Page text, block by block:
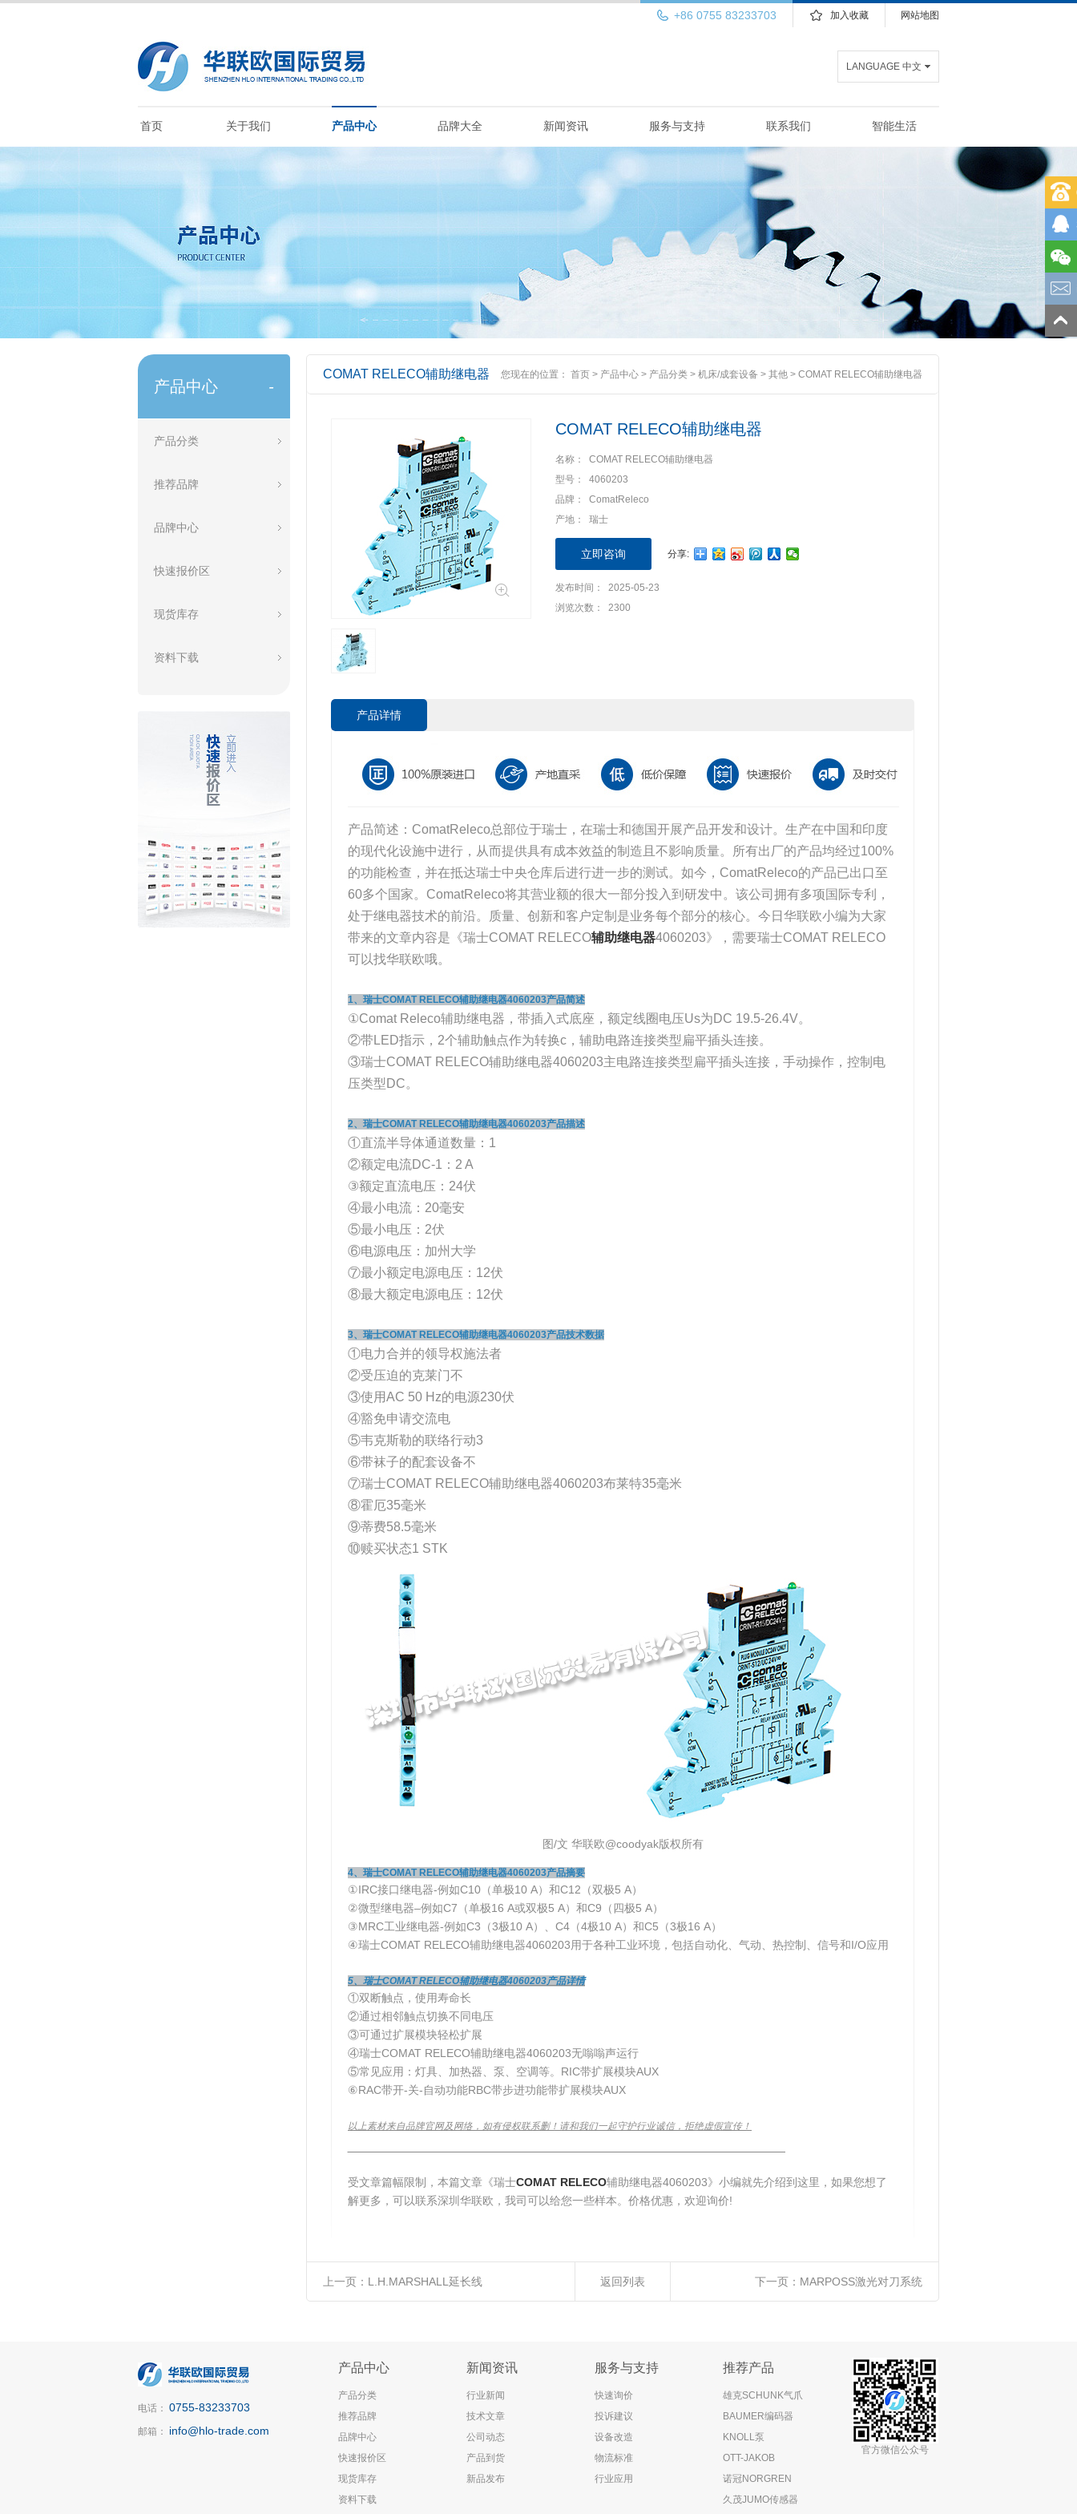
网站地图
加入收藏
+86 0755 83233703
LANGUAGE 中文
首页 关于我们 产品中心 品牌大全 新闻资讯 服务与支持 联系我们 智能生活
产品中心 -
产品分类
推荐品牌
品牌中心
快速报价区
现货库存
资料下载
COMAT RELECO辅助继电器 您现在的位置： 首页 > 产品中心 > 产品分类 > 机床/成套设备 > 其他 > COMAT RELECO辅助继电器
COMAT RELECO辅助继电器
名称： COMAT RELECO辅助继电器
型号： 4060203
品牌： ComatReleco
产地： 瑞士
立即咨询 分享:
发布时间： 2025-05-23
浏览次数： 2300
产品详情
产品简述：ComatReleco总部位于瑞士，在瑞士和德国开展产品开发和设计。生产在中国和印度
的现代化设施中进行，从而提供具有成本效益的制造且不影响质量。所有出厂的产品均经过100%
的功能检查，并在抵达瑞士中央仓库后进行进一步的测试。如今，ComatReleco的产品已出口至
60多个国家。ComatReleco将其营业额的很大一部分投入到研发中。该公司拥有多项国际专利，
处于继电器技术的前沿。质量、创新和客户定制是业务每个部分的核心。今日华联欧小编为大家
带来的文章内容是《瑞士COMAT RELECO辅助继电器4060203》，需要瑞士COMAT RELECO
可以找华联欧哦。
1、瑞士COMAT RELECO辅助继电器4060203产品简述
①Comat Releco辅助继电器，带插入式底座，额定线圈电压Us为DC 19.5-26.4V。
②带LED指示，2个辅助触点作为转换c，辅助电路连接类型扁平插头连接。
③瑞士COMAT RELECO辅助继电器4060203主电路连接类型扁平插头连接，手动操作，控制电
压类型DC。
2、瑞士COMAT RELECO辅助继电器4060203产品描述
①直流半导体通道数量：1
②额定电流DC-1：2 A
③额定直流电压：24伏
④最小电流：20毫安
⑤最小电压：2伏
⑥电源电压：加州大学
⑦最小额定电源电压：12伏
⑧最大额定电源电压：12伏
3、瑞士COMAT RELECO辅助继电器4060203产品技术数据
①电力合并的领导权施法者
②受压迫的克莱门不
③使用AC 50 Hz的电源230伏
④豁免申请交流电
⑤韦克斯勒的联络行动3
⑥带袜子的配套设备不
⑦瑞士COMAT RELECO辅助继电器4060203布莱特35毫米
⑧霍厄35毫米
⑨蒂费58.5毫米
⑩赎买状态1 STK
图/文 华联欧@coodyak版权所有
4、瑞士COMAT RELECO辅助继电器4060203产品摘要
①IRC接口继电器-例如C10（单极10 A）和C12（双极5 A）
②微型继电器–例如C7（单极16 A或双极5 A）和C9（四极5 A）
③MRC工业继电器-例如C3（3极10 A）、C4（4极10 A）和C5（3极16 A）
④瑞士COMAT RELECO辅助继电器4060203用于各种工业环境，包括自动化、气动、热控制、信号和I/O应用
5、瑞士COMAT RELECO辅助继电器4060203产品详情
①双断触点，使用寿命长
②通过相邻触点切换不同电压
③可通过扩展模块轻松扩展
④瑞士COMAT RELECO辅助继电器4060203无嗡嗡声运行
⑤常见应用：灯具、加热器、泵、空调等。RIC带扩展模块AUX
⑥RAC带开-关-自动功能RBC带步进功能带扩展模块AUX
以上素材来自品牌官网及网络，如有侵权联系删！请和我们一起守护行业诚信，拒绝虚假宣传！
受文章篇幅限制，本篇文章《瑞士COMAT RELECO辅助继电器4060203》小编就先介绍到这里，如果您想了
解更多，可以联系深圳华联欧，我司可以给您一些样本。价格优惠，欢迎询价!
上一页： L.H.MARSHALL延长线 返回列表 下一页： MARPOSS激光对刀系统
电话： 0755-83233703
邮箱： info@hlo-trade.com
产品中心
产品分类
推荐品牌
品牌中心
快速报价区
现货库存
资料下载
新闻资讯
行业新闻
技术文章
公司动态
产品到货
新品发布
服务与支持
快速询价
投诉建议
设备改造
物流标准
行业应用
推荐产品
雄克SCHUNK气爪
BAUMER编码器
KNOLL泵
OTT-JAKOB
诺冠NORGREN
久茂JUMO传感器
官方微信公众号